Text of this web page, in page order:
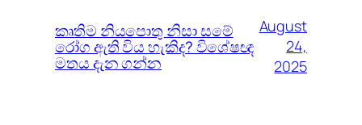
කෘතිම නියපොතු නිසා සමේ
රෝග ඇති විය හැකිද? විශේෂඥ
මතය දැන ගන්න
August
24,
2025